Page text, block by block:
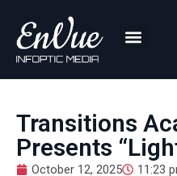
Transitions
Presents
October 12, 2025 11:23